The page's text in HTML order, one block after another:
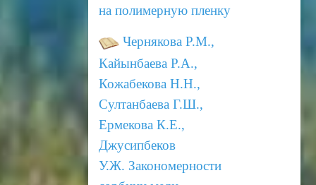
на полимерную пленку
Чернякова Р.М.,
Кайынбаева Р.А.,
Кожабекова Н.Н.,
Султанбаева Г.Ш.,
Ермекова К.Е.,
Джусипбеков
У.Ж. Закономерности